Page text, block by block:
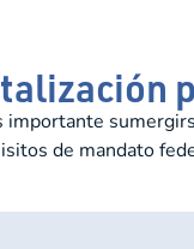
importante
de mandato